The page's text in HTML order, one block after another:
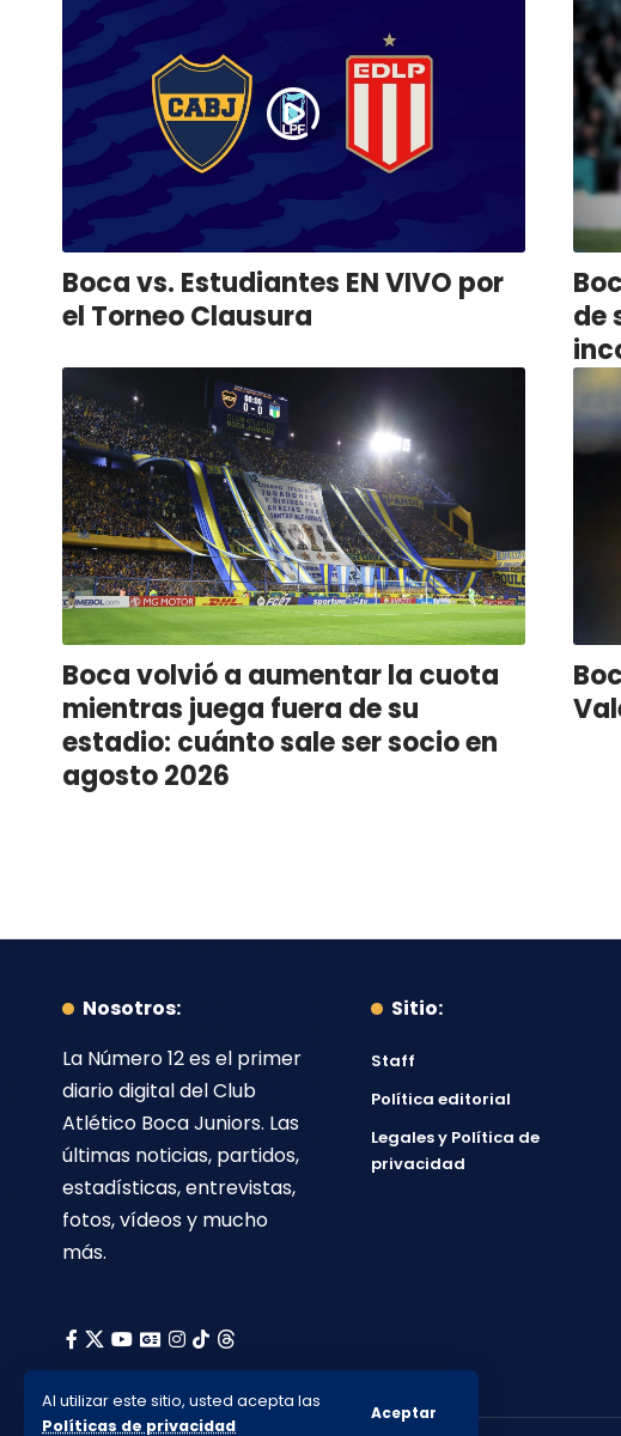
Al utilizar este sitio, usted acepta las
Políticas de privacidad
Aceptar
Boca vs. Estudiantes EN VIVO por
el Torneo Clausura
de
Boca volvió a aumentar la cuota
mientras juega fuera de su
estadio: cuánto sale ser socio en
agosto 2026
Nosotros:
La Número 12es el primer
diario digital delClub
Atlético Boca Juniors. Las
últimas noticias, partidos,
estadísticas, entrevistas,
fotos, vídeos y mucho
más.
Sitio:
Staff
Política editorial
Legales y Política de
privacidad